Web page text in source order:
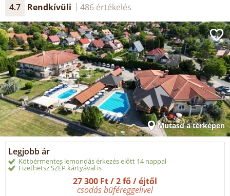
4.7 Rendkívüli 486 értékelés
Mutasd a térképen
Legjobb ár
Kötbérmentes lemondás érkezés előtt 14 nappal
Fizethetsz SZÉP kártyával is
27 300 Ft / 2 fő / éjtől
csodás büféreggelivel